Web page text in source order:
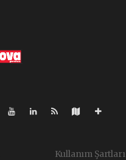
Kullanım Şartları